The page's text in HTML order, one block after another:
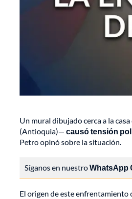
Un mural dibujado cerca a la
(Antioquia)— causó tensión
Petro opinó sobre la situación.
Síganos en nuestroWhatsApp
El origen de este enfrentamiento